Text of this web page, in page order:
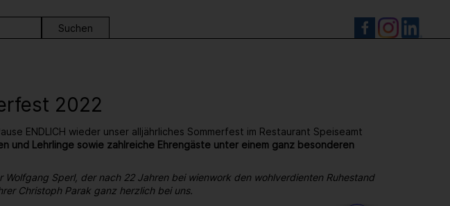
2022
ENDLICH wieder unser alljährliches Sommerfest im Restaurant Speiseamt
und Lehrlinge sowie zahlreiche Ehrengäste unter einem ganz besonderen
Sperl, der nach 22 Jahren bei wienwork den wohlverdienten Ruhestand
Christoph Parak ganz herzlich bei uns.